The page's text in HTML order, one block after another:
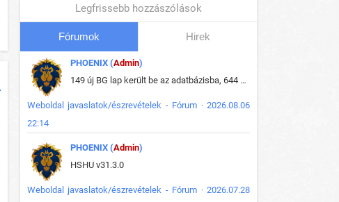
Legfrissebb hozzászólások
Fórumok Hirek
PHOENIX (Admin)
149 új BG lap került be az adatbázisba, 644 db meglévő BG lap módosult, bekerültek az új képek a megváltozott lapokhoz is.
Weboldal javaslatok/észrevételek - Fórum · 2026.08.06
22:14
PHOENIX (Admin)
HSHU v31.3.0
Weboldal javaslatok/észrevételek - Fórum · 2026.07.28